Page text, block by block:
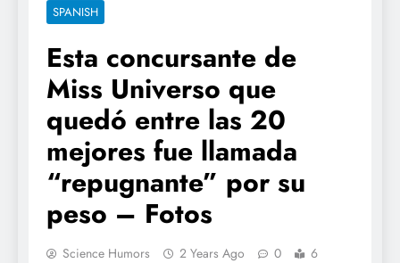
SPANISH
Esta concursante de
Miss Universo que
quedó entre las 20
mejores fue llamada
“repugnante” por su
peso – Fotos
Science Humors 2 Years Ago 0
6